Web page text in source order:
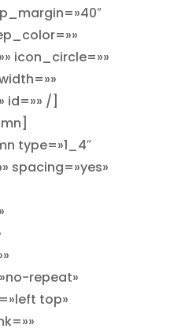
icon_circle=»»
id=»» /]
type=»1_4″
spacing=»yes»
repeat»
top»